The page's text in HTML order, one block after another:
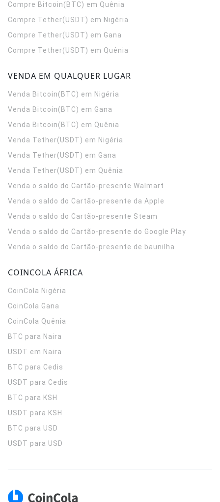
Compre Bitcoin(BTC) em Quênia
Compre Tether(USDT) em Nigéria
Compre Tether(USDT) em Gana
Compre Tether(USDT) em Quênia
VENDA EM QUALQUER LUGAR
Venda Bitcoin(BTC) em Nigéria
Venda Bitcoin(BTC) em Gana
Venda Bitcoin(BTC) em Quênia
Venda Tether(USDT) em Nigéria
Venda Tether(USDT) em Gana
Venda Tether(USDT) em Quênia
Venda o saldo do Cartão-presente Walmart
Venda o saldo do Cartão-presente da Apple
Venda o saldo do Cartão-presente Steam
Venda o saldo do Cartão-presente do Google Play
Venda o saldo do Cartão-presente de baunilha
COINCOLA ÁFRICA
CoinCola Nigéria
CoinCola Gana
CoinCola Quênia
BTC para Naira
USDT em Naira
BTC para Cedis
USDT para Cedis
BTC para KSH
USDT para KSH
BTC para USD
USDT para USD